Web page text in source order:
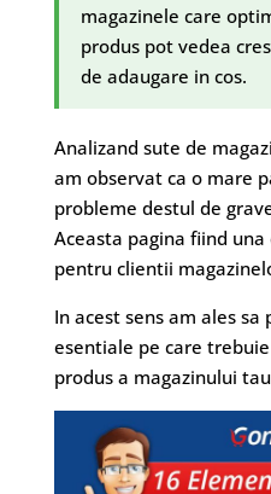
magazinele care
produs pot vedea
de adaugare in cos.
Analizand sute de
am observat ca o mare
probleme destul de
Aceasta pagina fiind
pentru clientii
In acest sens am ales
esentiale pe care
produs a magazinului